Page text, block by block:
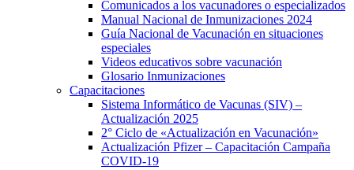
Comunicados a los vacunadores o especializados
Manual Nacional de Inmunizaciones 2024
Guía Nacional de Vacunación en situaciones
especiales
Videos educativos sobre vacunación
Glosario Inmunizaciones
Capacitaciones
Sistema Informático de Vacunas (SIV) –
Actualización 2025
2° Ciclo de «Actualización en Vacunación»
Actualización Pfizer – Capacitación Campaña
COVID-19